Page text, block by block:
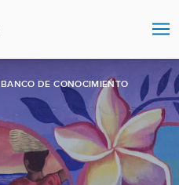
BANCO DE CONOCIMIENTO